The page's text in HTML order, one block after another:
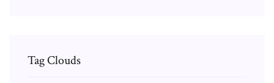
Tag Clouds